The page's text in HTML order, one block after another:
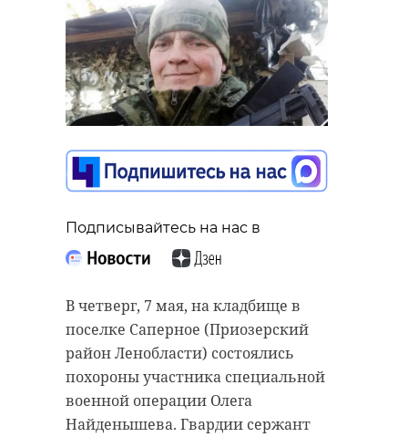
Подписывайтесь на нас в
В четверг, 7 мая, на кладбище в
поселке Саперное (Приозерский
район Ленобласти) состоялись
похороны участника специальной
военной операции Олега
Найденышева. Гвардии сержант